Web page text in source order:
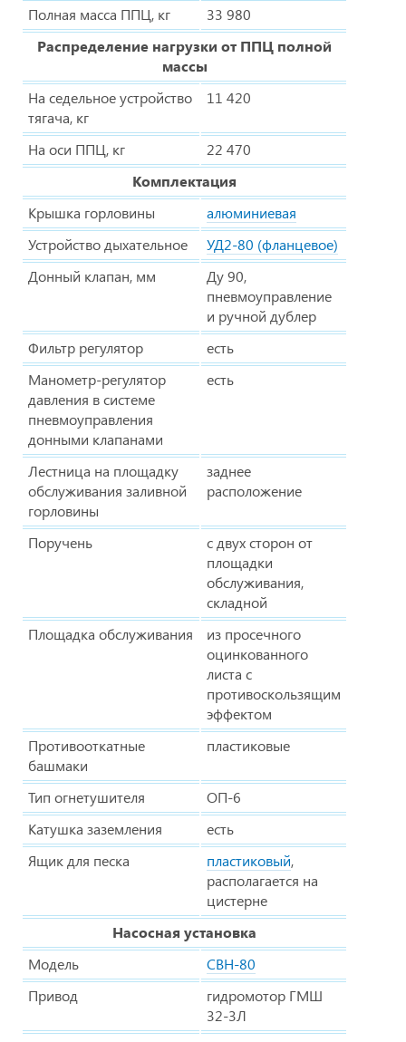
Полная масса ППЦ, кг
33 980
Распределение нагрузки от ППЦ полной
массы
На седельное устройство
тягача, кг
11 420
На оси ППЦ, кг
22 470
Комплектация
Крышка горловины
алюминиевая
Устройство дыхательное
УД2-80 (фланцевое)
Донный клапан, мм
Ду 90,
пневмоуправление
и ручной дублер
Фильтр регулятор
есть
Манометр-регулятор
давления в системе
пневмоуправления
донными клапанами
есть
Лестница на площадку
обслуживания заливной
горловины
заднее
расположение
Поручень
с двух сторон от
площадки
обслуживания,
складной
Площадка обслуживания
из просечного
оцинкованного
листа с
противоскользящим
эффектом
Противооткатные
башмаки
пластиковые
Тип огнетушителя
ОП-6
Катушка заземления
есть
Ящик для песка
пластиковый,
располагается на
цистерне
Насосная установка
Модель
СВН-80
Привод
гидромотор ГМШ
32-3Л